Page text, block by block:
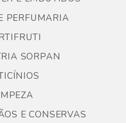
PERFUMARIA
SORPAN
E CONSERVAS